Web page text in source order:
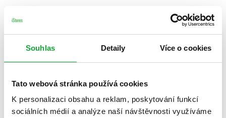
Souhlas Detaily Více o cookies
Tato webová stránka používá cookies
K personalizaci obsahu a reklam, poskytování funkcí
sociálních médií a analýze naší návštěvnosti využíváme